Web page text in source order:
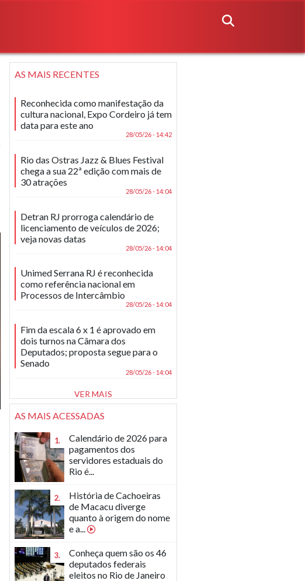
AS MAIS RECENTES
Reconhecida como manifestação da
cultura nacional, Expo Cordeiro já tem
data para este ano
28/05/26 - 14:42
Rio das Ostras Jazz & Blues Festival
chega a sua 22ª edição com mais de
30 atrações
28/05/26 - 14:04
Detran RJ prorroga calendário de
licenciamento de veículos de 2026;
veja novas datas
28/05/26 - 14:04
Unimed Serrana RJ é reconhecida
como referência nacional em
Processos de Intercâmbio
28/05/26 - 14:04
Fim da escala 6 x 1 é aprovado em
dois turnos na Câmara dos
Deputados; proposta segue para o
Senado
28/05/26 - 14:04
VER MAIS
AS MAIS ACESSADAS
1.
Calendário de 2026 para
pagamentos dos
servidores estaduais do
Rio é...
2.
História de Cachoeiras
de Macacu diverge
quanto à origem do nome
e a...
3.
Conheça quem são os 46
deputados federais
eleitos no Rio de Janeiro